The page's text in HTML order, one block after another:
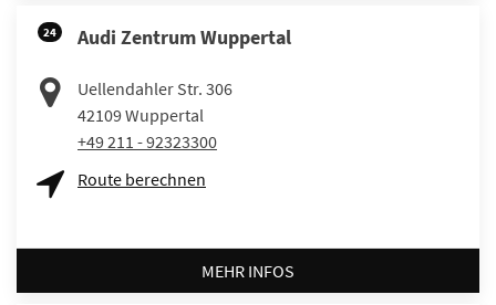
24 Audi Zentrum Wuppertal
Uellendahler Str. 306
42109Wuppertal
+49 211 - 92323300
Route berechnen
MEHR INFOS